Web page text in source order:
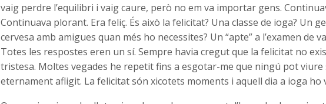
vaig perdre l’equilibri i vaig caure, però no em va importar gens.
Continuava plorant. Era feliç. És això la felicitat? Una classe de ioga? Un
cervesa amb amigues quan més ho necessites? Un “apte” a l’examen de
Totes les respostes eren un sí. Sempre havia cregut que la felicitat no
tristesa. Moltes vegades he repetit fins a esgotar-me que ningú pot viure
eternament afligit. La felicitat són xicotets moments i aquell dia a ioga ho